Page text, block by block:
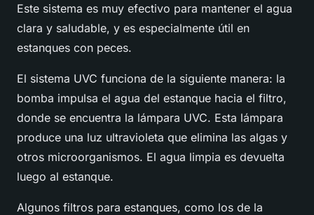
Este sistema es muy efectivo para mantener el agua
clara y saludable, y es especialmente útil en
estanques con peces.
El sistema UVC funciona de la siguiente manera: la
bomba impulsa el agua del estanque hacia el filtro,
donde se encuentra la lámpara UVC. Esta lámpara
produce una luz ultravioleta que elimina las algas y
otros microorganismos. El agua limpia es devuelta
luego al estanque.
Algunos filtros para estanques, como los de la